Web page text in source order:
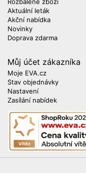
Aktuální leták
Akční nabídka
Novinky
Doprava zdarma
Můj účet zákazníka
Moje EVA.cz
Stav objednávky
Nastavení
Zasílání nabídek